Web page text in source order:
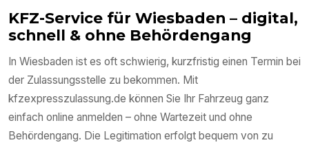
KFZ-Service für Wiesbaden – digital,
schnell & ohne Behördengang
In Wiesbaden ist es oft schwierig, kurzfristig einen Termin bei
der Zulassungsstelle zu bekommen. Mit
kfzexpresszulassung.de können Sie Ihr Fahrzeug ganz
einfach online anmelden – ohne Wartezeit und ohne
Behördengang. Die Legitimation erfolgt bequem von zu